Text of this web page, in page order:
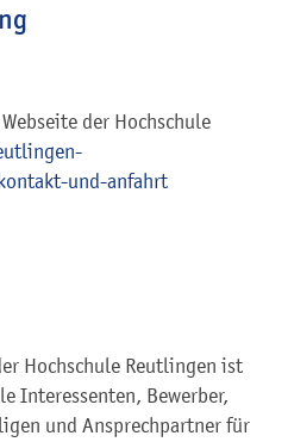
der Hochschule
und-anfahrt
Hochschule Reutlingen ist
Interessenten, Bewerber,
und Ansprechpartner für